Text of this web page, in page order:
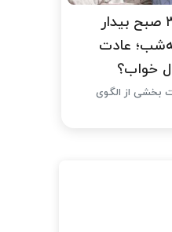
چرا بعضی شب‌ها ساعت ۳ صبح بیدار
عادت
خواب؟
است بخشی از الگوی